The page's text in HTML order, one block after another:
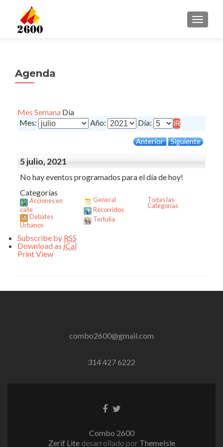
Agenda
Mes Semana Día
Mes:
Año: Día:
Anterior Siguiente
5 julio, 2021
No hay eventos programados para el día de hoy!
Categorías
Acciones en
calle
Debates
Urbanos
General
Recorridos
Tertulia
Todas las
Categorías
Subscribe by RSS
Download as iCal
PrintView
combo2600@gmail.com
314 427 6222
EnlaceEnlace
Combo 2600
Zerif Lite desarrollado por ThemeIsle